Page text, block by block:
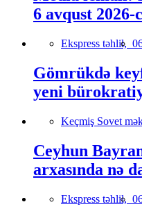
6 avqust 2026-
Ekspress təhlil,
Gömrükdə
yeni
Keçmiş Sovet
Ceyhun
arxasında nə
Ekspress təhlil,